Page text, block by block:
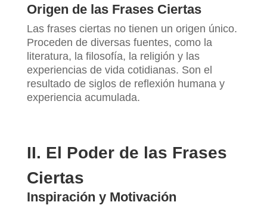
Origen de las Frases Ciertas
Las frases ciertas no tienen un origen único.
Proceden de diversas fuentes, como la
literatura, la filosofía, la religión y las
experiencias de vida cotidianas. Son el
resultado de siglos de reflexión humana y
experiencia acumulada.
II. El Poder de las Frases
Ciertas
Inspiración y Motivación